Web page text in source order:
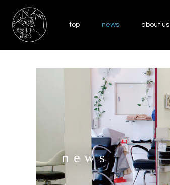
top news about us
news